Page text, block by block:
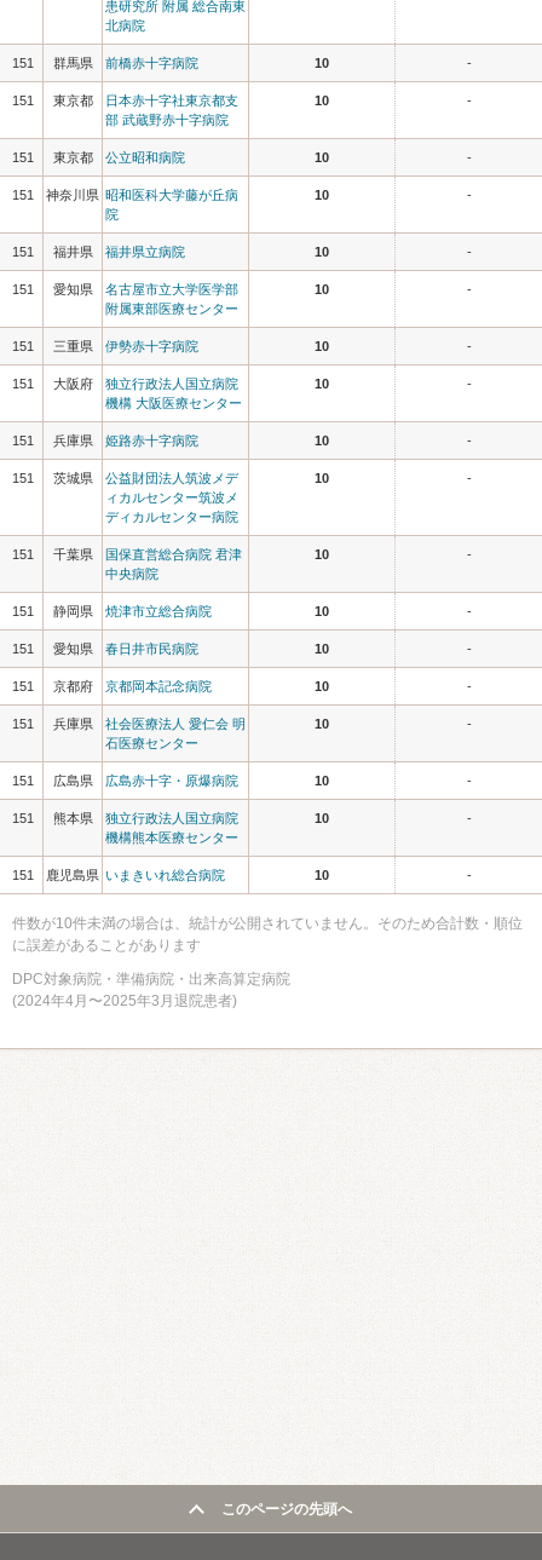
患研究所 附属 総合南東
北病院
151 群馬県 前橋赤十字病院 10 -
151 東京都
日本赤十字社東京都支
部 武蔵野赤十字病院
10 -
151 東京都 公立昭和病院 10 -
151 神奈川県 昭和医科大学藤が丘病
院
10 -
151 福井県 福井県立病院 10 -
151 愛知県
名古屋市立大学医学部
附属東部医療センター
10 -
151 三重県 伊勢赤十字病院 10 -
151 大阪府
独立行政法人国立病院
機構 大阪医療センター
10 -
151 兵庫県 姫路赤十字病院 10 -
151 茨城県
公益財団法人筑波メデ
ィカルセンター筑波メ
ディカルセンター病院
10 -
151 千葉県
国保直営総合病院 君津
中央病院
10 -
151 静岡県 焼津市立総合病院 10 -
151 愛知県 春日井市民病院 10 -
151 京都府 京都岡本記念病院 10 -
151 兵庫県
社会医療法人 愛仁会 明
石医療センター
10 -
151 広島県 広島赤十字・原爆病院 10 -
151 熊本県
独立行政法人国立病院
機構熊本医療センター
10 -
151 鹿児島県 いまきいれ総合病院 10 -
件数が10件未満の場合は、統計が公開されていません。そのため合計数・順位
に誤差があることがあります
DPC対象病院・準備病院・出来高算定病院
(2024年4月〜2025年3月退院患者)
このページの先頭へ